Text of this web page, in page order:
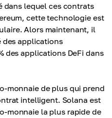
dans lequel ces contrats
cette technologie est
Alors maintenant, il
des applications
des applications DeFi dans
monnaie de plus qui prend
intelligent. Solana est
monnaie la plus rapide de